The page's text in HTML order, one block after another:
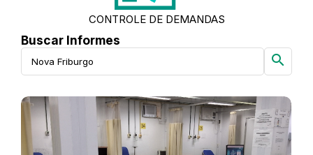
CONTROLE DE DEMANDAS
Buscar Informes
search